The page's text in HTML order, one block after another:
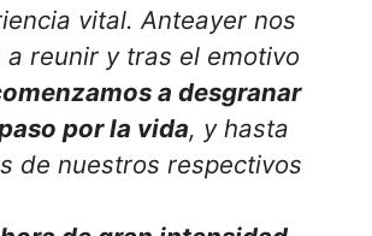
vital. Anteayer nos
a reunir y tras el emotivo
a desgranar
por la vida, y hasta
de nuestros respectivos